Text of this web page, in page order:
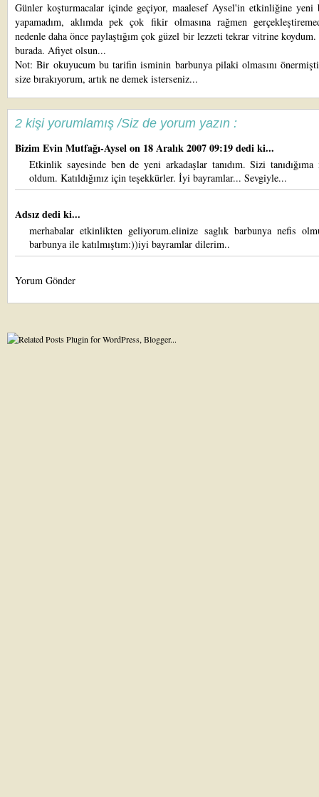
Günler koşturmacalar içinde geçiyor, maalesef Aysel'in etkinliğine yeni
yapamadım, aklımda pek çok fikir olmasına rağmen
nedenle daha önce paylaştığım çok güzel bir lezzeti tekrar vitrine
burada. Afiyet olsun...
Not: Bir okuyucum bu tarifin isminin barbunya pilaki olmasını
size bırakıyorum, artık ne demek isterseniz...
2 kişi yorumlamış /Siz de yorum yazın :
Bizim Evin Mutfağı-Ayselon 18 Aralık 2007 09:19 dedi ki...
Etkinlik sayesinde ben de yeni arkadaşlar tanıdım. Sizi tanıdığıma
oldum. Katıldığınız için teşekkürler. İyi bayramlar... Sevgiyle...
Adsız dedi ki...
merhabalar etkinlikten geliyorum.elinize saglık barbunya nefis
barbunya ile katılmıştım:))iyi bayramlar dilerim..
Yorum Gönder